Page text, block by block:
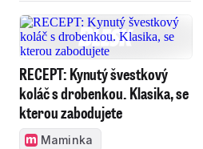
RECEPT: Kynutý švestkový
koláč s drobenkou. Klasika, se
kterou zabodujete
Maminka